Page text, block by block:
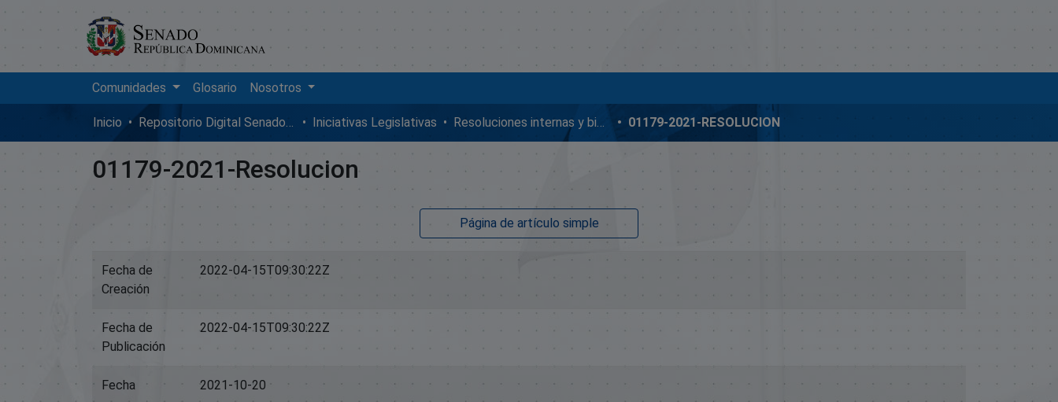
Comunidades Glosario Nosotros
Inicio Repositorio Digital SenadoRD Iniciativas Legislativas Resoluciones internas y bicamerales 01179-2021-RESOLUCION
01179-2021-Resolucion
Página de artículo simple
Fecha de
Creación
2022-04-15T09:30:22Z
Fecha de
Publicación
2022-04-15T09:30:22Z
Fecha 2021-10-20